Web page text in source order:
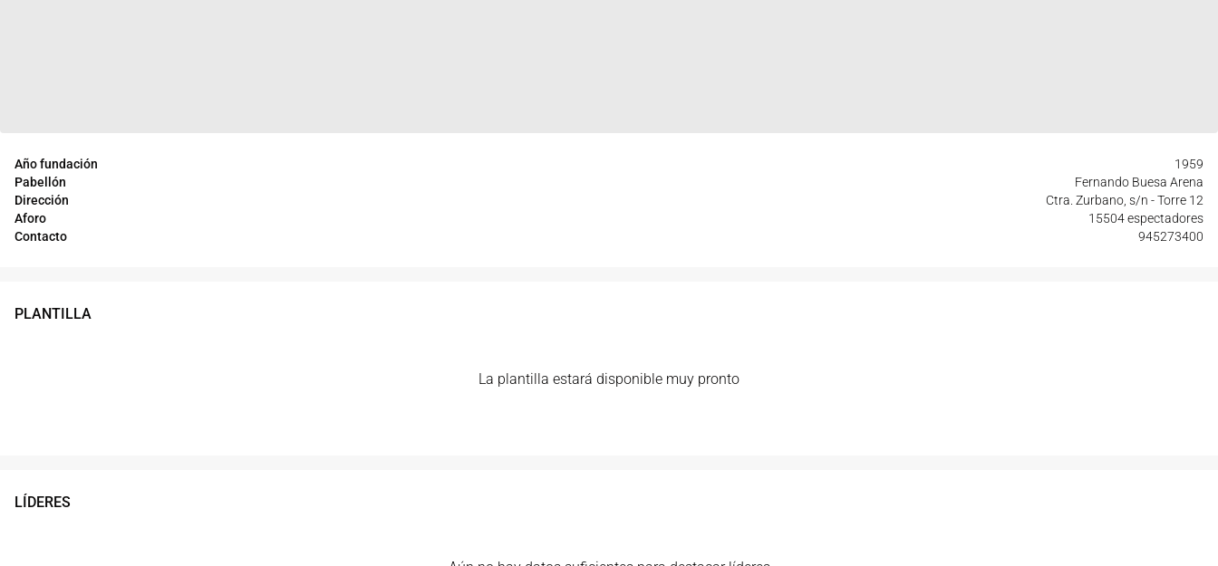
Año fundación
1959
Pabellón
Fernando Buesa Arena
Dirección
Ctra. Zurbano, s/n - Torre 12
Aforo
15504 espectadores
Contacto
945273400
PLANTILLA
La plantilla estará disponible muy pronto
LÍDERES